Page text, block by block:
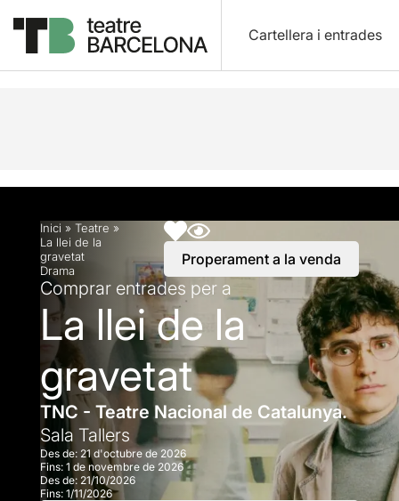
Cartellera i entrades
Descripció Horaris Fitxa artística Info
Inici » Teatre »
La llei de la
gravetat
Drama
Properament a la venda
Comprar entrades per a
La llei de la
gravetat
TNC - Teatre Nacional de Catalunya.
Sala Tallers
Des de: 21 d'octubre de 2026
Fins: 1 de novembre de 2026
Des de: 21/10/2026
Fins: 1/11/2026